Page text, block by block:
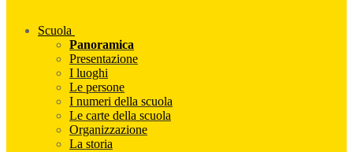
Scuola
Panoramica
Presentazione
I luoghi
Le persone
I numeri della scuola
Le carte della scuola
Organizzazione
La storia